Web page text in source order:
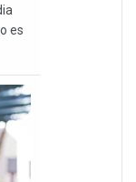
es